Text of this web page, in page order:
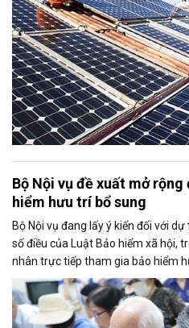
Bộ Nội vụ đề xuất mở
hiểm hưu trí bổ sung
Bộ Nội vụ đang lấy ý kiến đối với
số điều của Luật Bảo hiểm xã hội,
nhân trực tiếp tham gia bảo hiểm
thông qua người sử dụng lao
tính thời gian đóng bảo hiểm xã hội
người tham gia.